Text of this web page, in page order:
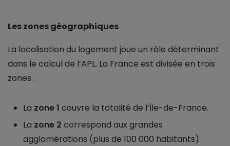
Les zones géographiques
La localisation du logement joue un rôle déterminant
dans le calcul de l’APL. La France est divisée en trois
zones :
La zone 1 couvre la totalité de l’Île-de-France.
La zone 2 correspond aux grandes
agglomérations (plus de 100 000 habitants).